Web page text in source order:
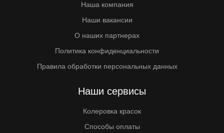
Наша компания
Наши вакансии
О наших партнерах
Политика конфиденциальности
Правила обработки персональных данных
Наши сервисы
Колеровка красок
Способы оплаты